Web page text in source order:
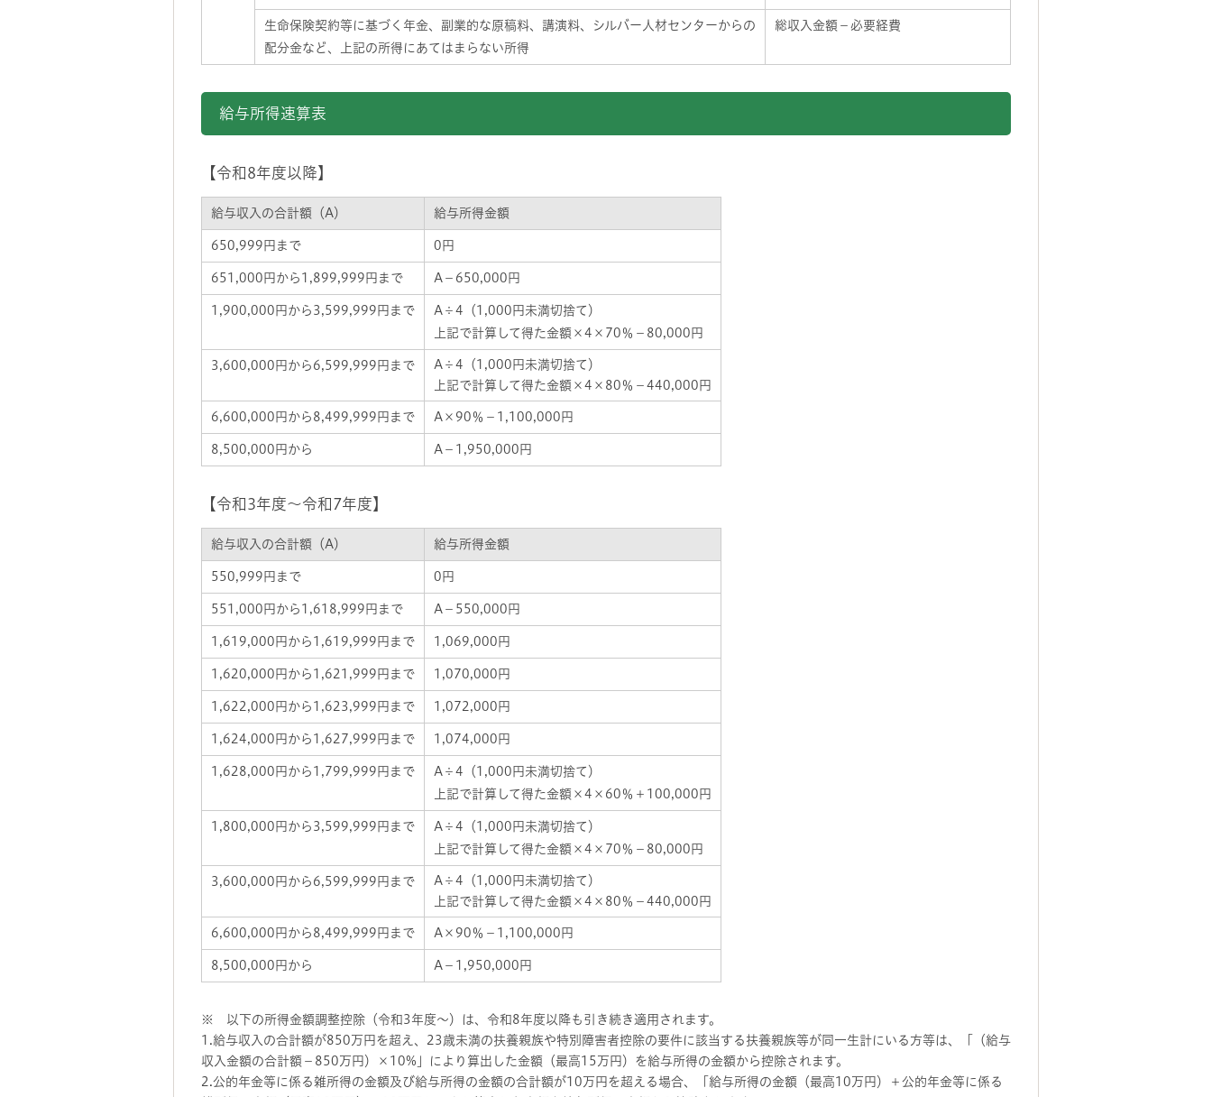
生命保険契約等に基づく年金、副業的な原稿料、講演料、シルバー人材センターからの
配分金など、上記の所得にあてはまらない所得
総収入金額－必要経費
給与所得速算表
【令和8年度以降】
給与収入の合計額（A） 給与所得金額
650,999円まで 0円
651,000円から1,899,999円まで A－650,000円
1,900,000円から3,599,999円まで
A÷4（1,000円未満切捨て）
上記で計算して得た金額×4×70％－80,000円
3,600,000円から6,599,999円まで
A÷4（1,000円未満切捨て）
上記で計算して得た金額×4×80％－440,000円
6,600,000円から8,499,999円まで A×90％－1,100,000円
8,500,000円から A－1,950,000円
【令和3年度～令和7年度】
給与収入の合計額（A） 給与所得金額
550,999円まで 0円
551,000円から1,618,999円まで A－550,000円
1,619,000円から1,619,999円まで 1,069,000円
1,620,000円から1,621,999円まで 1,070,000円
1,622,000円から1,623,999円まで 1,072,000円
1,624,000円から1,627,999円まで 1,074,000円
1,628,000円から1,799,999円まで
A÷4（1,000円未満切捨て）
上記で計算して得た金額×4×60％＋100,000円
1,800,000円から3,599,999円まで
A÷4（1,000円未満切捨て）
上記で計算して得た金額×4×70％－80,000円
3,600,000円から6,599,999円まで
A÷4（1,000円未満切捨て）
上記で計算して得た金額×4×80％－440,000円
6,600,000円から8,499,999円まで A×90％－1,100,000円
8,500,000円から A－1,950,000円
※ 以下の所得金額調整控除（令和3年度～）は、令和8年度以降も引き続き適用されます。
1.給与収入の合計額が850万円を超え、23歳未満の扶養親族や特別障害者控除の要件に該当する扶養親族等が同一生計にいる方等は、「（給与
収入金額の合計額－850万円）×10%」により算出した金額（最高15万円）を給与所得の金額から控除されます。
2.公的年金等に係る雑所得の金額及び給与所得の金額の合計額が10万円を超える場合、「給与所得の金額（最高10万円）＋公的年金等に係る